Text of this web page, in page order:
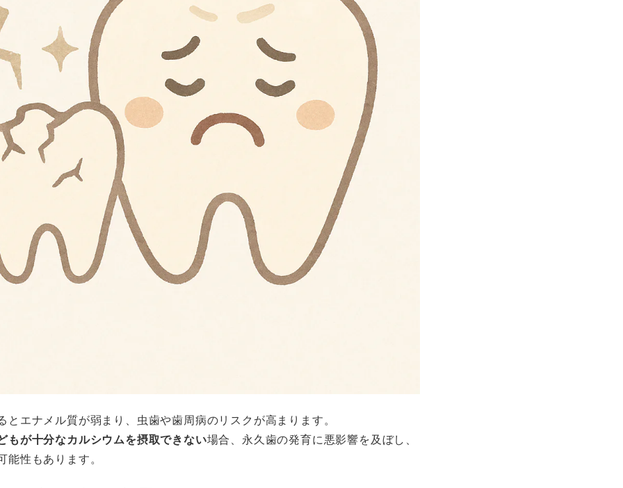
とエナメル質が弱まり、虫歯や歯周病のリスクが高まります。
もが十分なカルシウムを摂取できない場合、永久歯の発育に悪影響を及ぼし、
能性もあります。